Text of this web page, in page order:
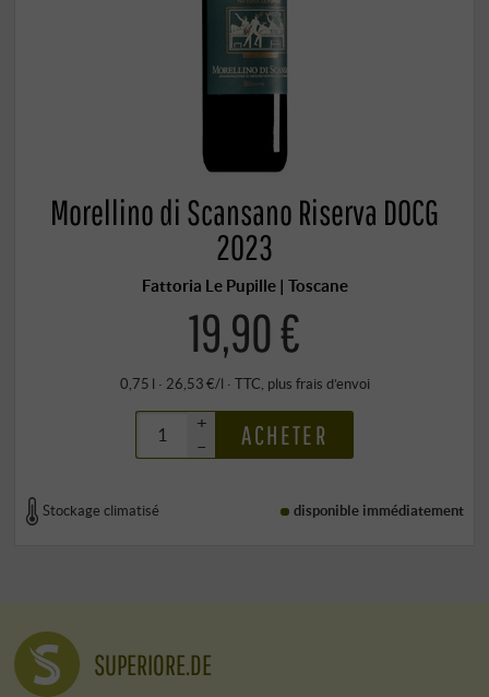
Morellino di Scansano Riserva DOCG
2023
Fattoria Le Pupille | Toscane
19,90 €
0,75 l · 26,53 €/l · TTC , plus frais d’envoi
+
–
ACHETER
Stockage climatisé disponible immédiatement
SUPERIORE.DE